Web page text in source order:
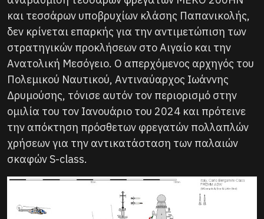
και τεσσάρων υποβρυχίων κλάσης Παπανικολής,
δεν κρίνεται επαρκής για την αντιμετώπιση των
στρατηγικών προκλήσεων στο Αιγαίο και την
Ανατολική Μεσόγειο. Ο απερχόμενος αρχηγός του
Πολεμικού Ναυτικού, Αντιναύαρχος Ιωάννης
Δρυμούσης, τόνισε αυτόν τον περιορισμό στην
ομιλία του τον Ιανουάριο του 2024 και πρότεινε
την απόκτηση πρόσθετων φρεγατών πολλαπλών
χρήσεων για την αντικατάσταση των παλαιών
σκαφών S-class.